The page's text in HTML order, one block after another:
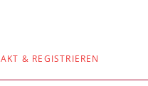
& REGISTRIEREN